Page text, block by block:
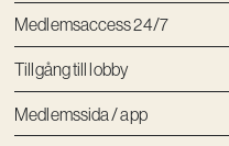
Medlemsaccess 24/7
Tillgång till lobby
Medlemssida / app